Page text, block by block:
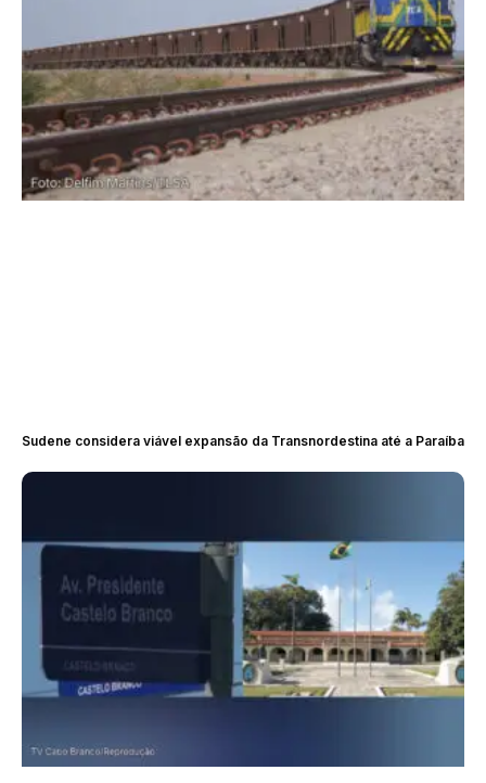
Sudene considera viável expansão da Transnordestina até a Paraíba